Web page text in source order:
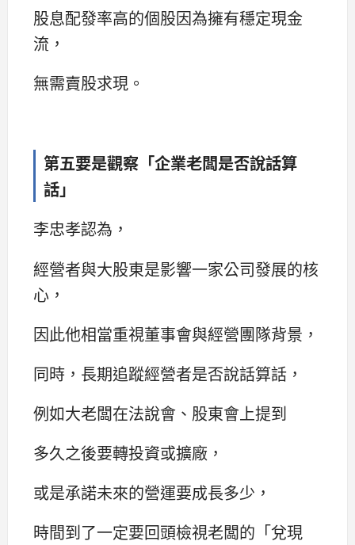
股息配發率高的個股因為擁有穩定現金
流，
無需賣股求現。
第五要是觀察「企業老闆是否說話算
話」
李忠孝認為，
經營者與大股東是影響一家公司發展的核
心，
因此他相當重視董事會與經營團隊背景，
同時，長期追蹤經營者是否說話算話，
例如大老闆在法說會、股東會上提到
多久之後要轉投資或擴廠，
或是承諾未來的營運要成長多少，
時間到了一定要回頭檢視老闆的「兌現